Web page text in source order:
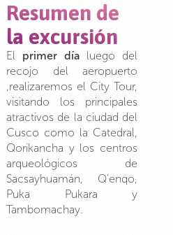
Resumen de
la excursión
El primer día luego del
recojo del aeropuerto
,realizaremos el City Tour,
visitando los principales
atractivos de la ciudad del
Cusco como la Catedral,
Qorikancha y los centros
arqueológicos de
Sacsayhuamán, Q’enqo,
Puka Pukara y
Tambomachay.